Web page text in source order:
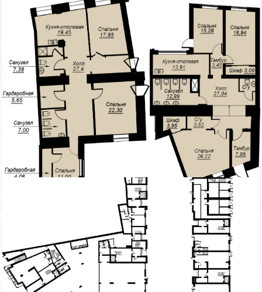
Петроградский район
Площадь
259.4 м
129 710
тыс. руб
кв.м. $|€
Alfa Faberge
Состояние ремонта: Черн.
Этажей всего: 8
Купить помещение для сферы услуг:
Долгосрочная аренда помещения в элитном ЖК Meltzer Hall под
садик (детское дошкольное учреждение) Петроградский район, в
шаговой доступности м. Петроградская (5 мин.) Первый этаж.
Состоит из двух помещений 123.21 кв. м и 136.21 кв. м.
Инженерное обеспечение: выделенная электроэнергия, система
пожаротушения, освещение, отопление, ХВС, водоотведение.
Арендные каникулы.
Пожаловаться на объявление